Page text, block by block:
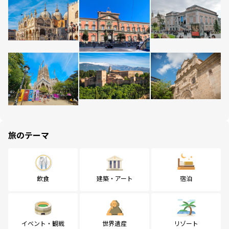
旅のテーマ
飲食 建築・アート 宿泊
イベント・観戦 世界遺産 リゾート